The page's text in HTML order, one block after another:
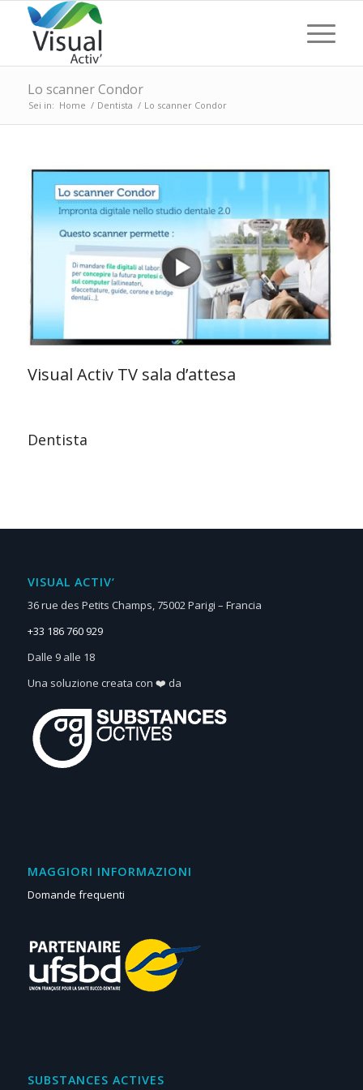
Lo scanner Condor
Sei in: Home / Dentista / Lo scanner Condor
Visual Activ TV sala d’attesa
Dentista
VISUAL ACTIV‘
36 rue des Petits Champs, 75002 Parigi – Francia
+33 186 760 929
Dalle 9 alle 18
Una soluzione creata con ❤️ da
MAGGIORI INFORMAZIONI
Domande frequenti
SUBSTANCES ACTIVES